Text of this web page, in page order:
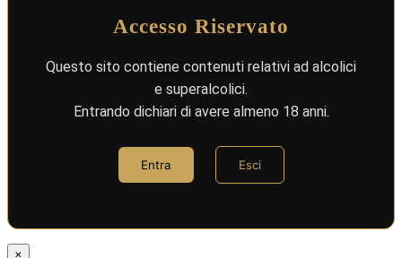
Accesso Riservato
Questo sito contiene contenuti relativi ad alcolici
e superalcolici.
Entrando dichiari di avere almeno 18 anni.
Entra Esci
×